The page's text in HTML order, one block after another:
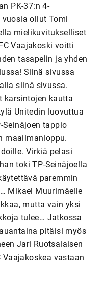
PK-37:n 4-
ollut Tomi
mielikuvitukselliset
Vaajakoski voitti
tasapelin ja yhden
Siinä sivussa
siinä sivussa.
karsintojen kautta
Unitedin luovuttua
Seinäjoen tappio
maailmanloppu.
Virkiä pelasi
toki TP-Seinäjoella
paremmin
Mikael Muurimäelle
mutta vain yksi
tulee… Jatkossa
pitäisi myös
Jari Ruotsalaisen
vastaan